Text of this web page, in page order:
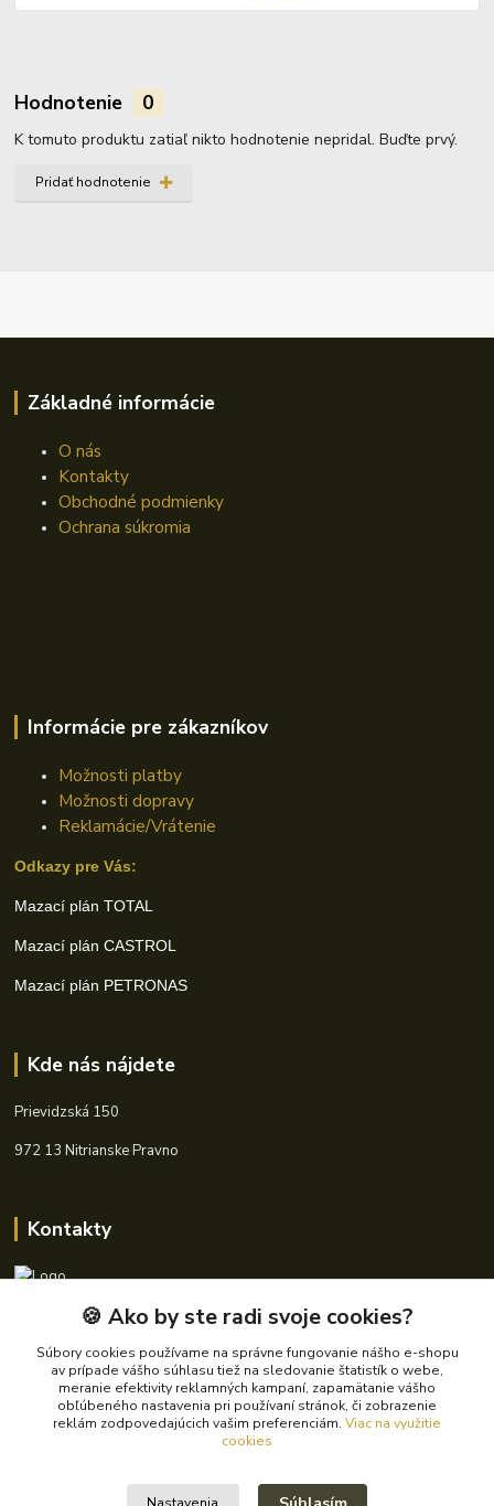
Hodnotenie 0
K tomuto produktu zatiaľ nikto hodnotenie nepridal. Buďte prvý.
Pridať hodnotenie
Základné informácie
O nás
Kontakty
Obchodné podmienky
Ochrana súkromia
Informácie pre zákazníkov
Možnosti platby
Možnosti dopravy
Reklamácie/Vrátenie
Odkazy pre Vás:
Mazací plán TOTAL
Mazací plán CASTROL
Mazací plán PETRONAS
Kde nás nájdete
Prievidzská 150
972 13 Nitrianske Pravno
Kontakty
+421 940 621 185
info@autoking.sk
🍪 Ako by ste radi svoje cookies?
Súbory cookies používame na správne fungovanie nášho e-shopu
av prípade vášho súhlasu tiež na sledovanie štatistík o webe,
meranie efektivity reklamných kampaní, zapamätanie vášho
obľúbeného nastavenia pri používaní stránok, či zobrazenie
reklám zodpovedajúcich vašim preferenciám. Viac na využitie
cookies